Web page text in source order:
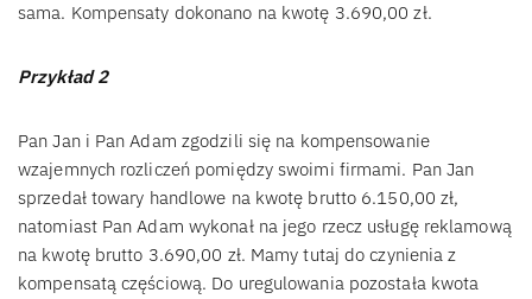
sama. Kompensaty dokonano na kwotę 3.690,00 zł.
Przykład 2
Pan Jan i Pan Adam zgodzili się na kompensowanie
wzajemnych rozliczeń pomiędzy swoimi firmami. Pan Jan
sprzedał towary handlowe na kwotę brutto 6.150,00 zł,
natomiast Pan Adam wykonał na jego rzecz usługę reklamową
na kwotę brutto 3.690,00 zł. Mamy tutaj do czynienia z
kompensatą częściową. Do uregulowania pozostała kwota